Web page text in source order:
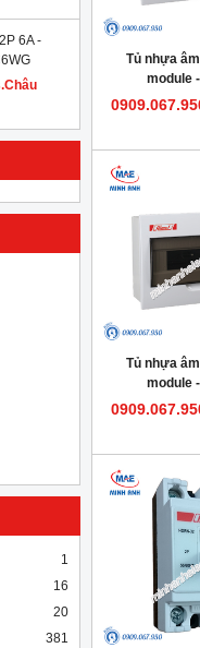
6A -
1
16
20
381
Tủ nhựa
module
Tủ nhựa
module